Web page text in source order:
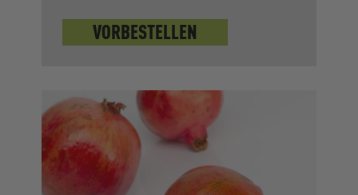
VORBESTELLEN